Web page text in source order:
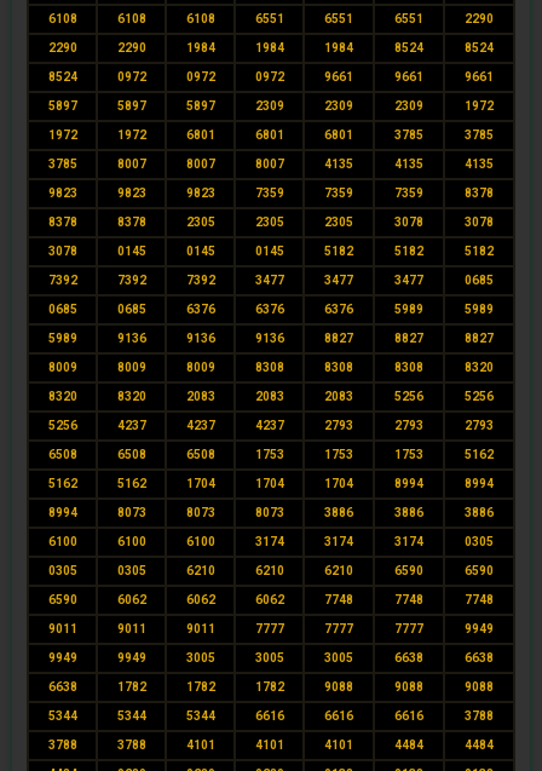
6108 6108 6108 6551 6551 6551 2290
2290 2290 1984 1984 1984 8524 8524
8524 0972 0972 0972 9661 9661 9661
5897 5897 5897 2309 2309 2309 1972
1972 1972 6801 6801 6801 3785 3785
3785 8007 8007 8007 4135 4135 4135
9823 9823 9823 7359 7359 7359 8378
8378 8378 2305 2305 2305 3078 3078
3078 0145 0145 0145 5182 5182 5182
7392 7392 7392 3477 3477 3477 0685
0685 0685 6376 6376 6376 5989 5989
5989 9136 9136 9136 8827 8827 8827
8009 8009 8009 8308 8308 8308 8320
8320 8320 2083 2083 2083 5256 5256
5256 4237 4237 4237 2793 2793 2793
6508 6508 6508 1753 1753 1753 5162
5162 5162 1704 1704 1704 8994 8994
8994 8073 8073 8073 3886 3886 3886
6100 6100 6100 3174 3174 3174 0305
0305 0305 6210 6210 6210 6590 6590
6590 6062 6062 6062 7748 7748 7748
9011 9011 9011 7777 7777 7777 9949
9949 9949 3005 3005 3005 6638 6638
6638 1782 1782 1782 9088 9088 9088
5344 5344 5344 6616 6616 6616 3788
3788 3788 4101 4101 4101 4484 4484